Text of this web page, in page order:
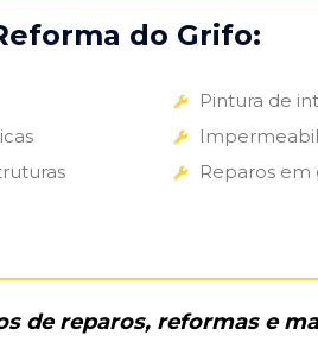
do Grifo:
Pintura de
Reparos em
de reparos, reformas e